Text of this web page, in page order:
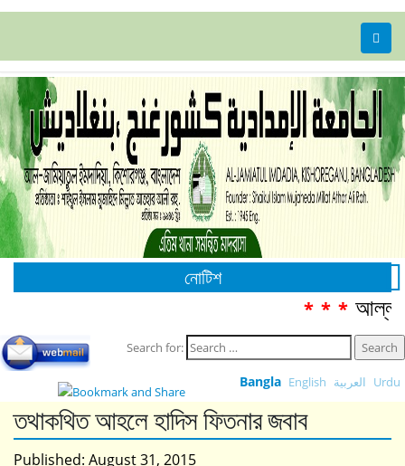
নোটিশ
***
Search for:
Bangla English العربية Urdu
তথাকথিত আহলে হাদিস ফিতনার জবাব
Published: August 31, 2015